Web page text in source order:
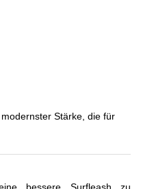
Stärke, die für